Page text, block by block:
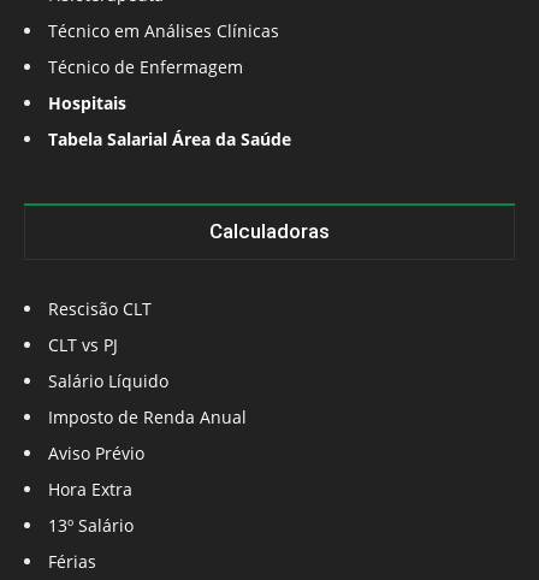
Técnico em Análises Clínicas
Técnico de Enfermagem
Hospitais
Tabela Salarial Área da Saúde
Calculadoras
Rescisão CLT
CLT vs PJ
Salário Líquido
Imposto de Renda Anual
Aviso Prévio
Hora Extra
13º Salário
Férias